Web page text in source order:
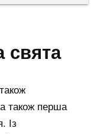
свята
також перша
Із